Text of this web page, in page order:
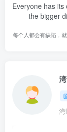
Everyone has
the bigger
每个人都会有缺陷，